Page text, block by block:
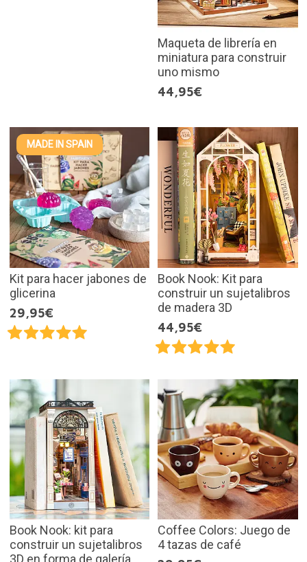
Maqueta de librería en
miniatura para construir
uno mismo
44,95€
MADE IN SPAIN
Kit para hacer jabones de
glicerina
29,95€
Book Nook: Kit para
construir un sujetalibros
de madera 3D
44,95€
Book Nook: kit para
construir un sujetalibros
3D en forma de galería
Coffee Colors: Juego de
4 tazas de café